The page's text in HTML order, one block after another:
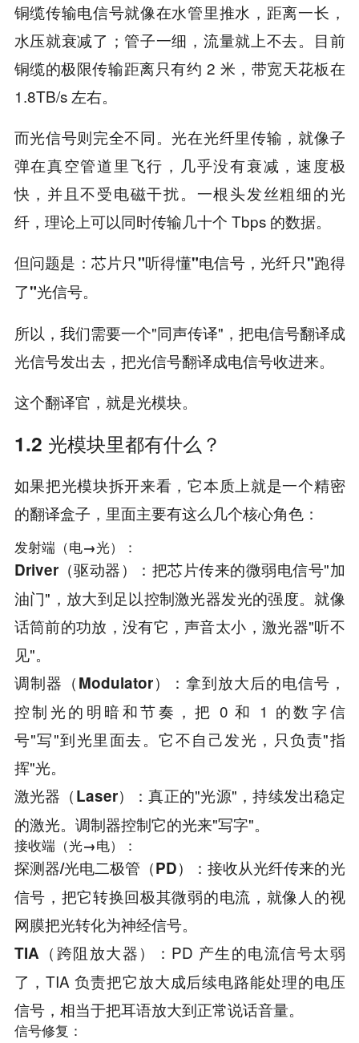
铜缆传输电信号就像在水管里推水，距离一长，
水压就衰减了；管子一细，流量就上不去。目前
铜缆的极限传输距离只有约 2 米，带宽天花板在
1.8TB/s 左右。
而光信号则完全不同。光在光纤里传输，就像子
弹在真空管道里飞行，几乎没有衰减，速度极
快，并且不受电磁干扰。一根头发丝粗细的光
纤，理论上可以同时传输几十个 Tbps 的数据。
但问题是： 芯片只"听得懂"电信号，光纤只"跑得
了"光信号。
所以，我们需要一个"同声传译"，把电信号翻译成
光信号发出去，把光信号翻译成电信号收进来。
这个翻译官，就是光模块。
1.2 光模块里都有什么？
如果把光模块拆开来看，它本质上就是一个精密
的翻译盒子，里面主要有这么几个核心角色：
发射端（电→光）：
Driver（驱动器）
：把芯片传来的微弱电信号"加
油门"，放大到足以控制激光器发光的强度。就像
话筒前的功放，没有它，声音太小，激光器"听不
见"。
调制器（Modulator）
：拿到放大后的电信号，
控制光的明暗和节奏，把 0 和 1 的数字信
号"写"到光里面去。它不自己发光，只负责"指
挥"光。
激光器（Laser）
：真正的"光源"，持续发出稳定
的激光。调制器控制它的光来"写字"。
接收端（光→电）：
探测器/光电二极管（PD）
：接收从光纤传来的光
信号，把它转换回极其微弱的电流，就像人的视
网膜把光转化为神经信号。
TIA（跨阻放大器）
：PD 产生的电流信号太弱
了，TIA 负责把它放大成后续电路能处理的电压
信号，相当于把耳语放大到正常说话音量。
信号修复：